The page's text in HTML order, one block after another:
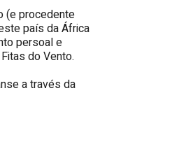
(e procedente
país da África
persoal e
do Vento.
a través da